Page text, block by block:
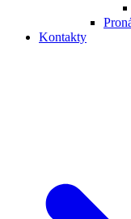
Kontakty